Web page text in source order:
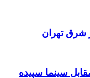
شرق تهران
سینما سپیده